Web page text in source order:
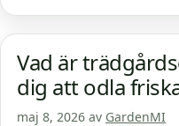
Vad är
dig att odla
maj 8, 2026 av GardenMI